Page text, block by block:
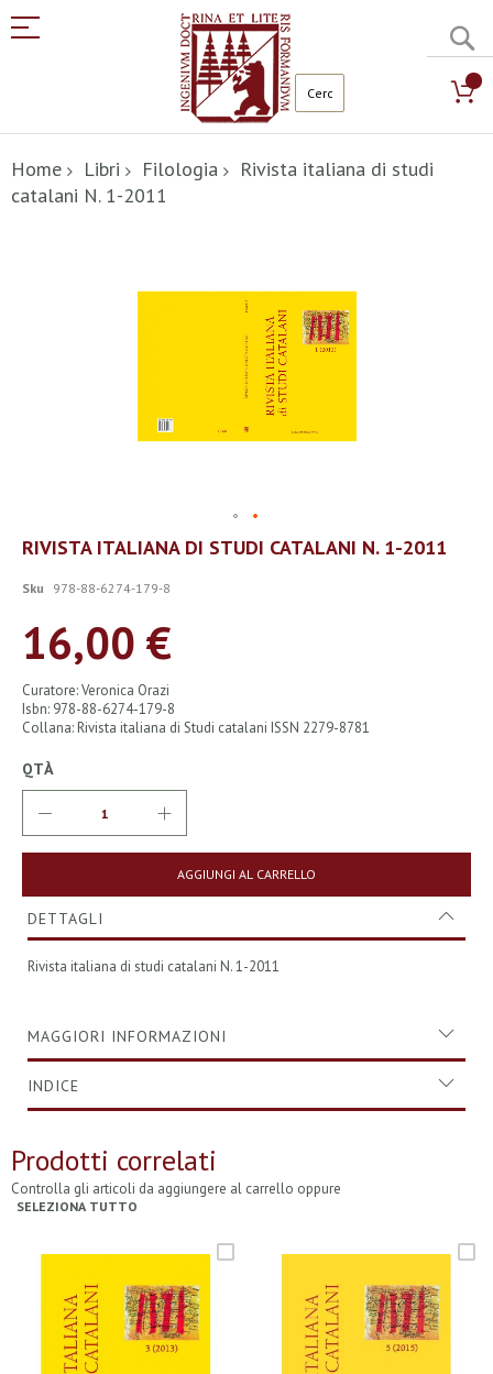
al
contenuto
Home Libri Filologia
Rivista italiana di studi
catalani N. 1-2011
Vai
all'inizio
galleria
immagini
RIVISTA ITALIANA DI STUDI CATALANI N. 1-2011
Sku 978-88-6274-179-8
16,00 €
Curatore: Veronica Orazi
Isbn: 978-88-6274-179-8
Collana: Rivista italiana di Studi catalani ISSN 2279-8781
QTÀ
AGGIUNGI AL CARRELLO
DETTAGLI
Rivista italiana di studi catalani N. 1-2011
MAGGIORI INFORMAZIONI
INDICE
Prodotti correlati
Controlla gli articoli da aggiungere al carrello oppure
SELEZIONA TUTTO